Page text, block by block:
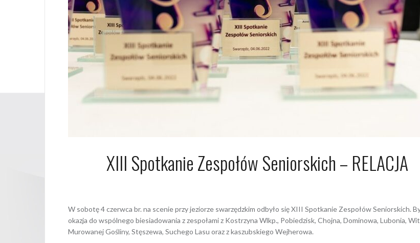
XIII Spotkanie Zespołów Seniorskich – RELACJA
W sobotę 4 czerwca br. na scenie przy jeziorze swarzędzkim odbyło się XIII Spotkanie Zespołów Seniorskich.
okazja do wspólnego biesiadowania z zespołami z Kostrzyna Wlkp., Pobiedzisk, Chojna, Dominowa, Lubonia,
Murowanej Gośliny, Stęszewa, Suchego Lasu oraz z kaszubskiego Wejherowa.